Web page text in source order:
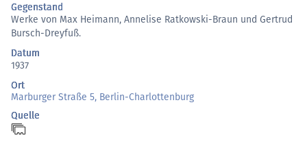
Gegenstand
Werke von Max Heimann, Annelise Ratkowski-Braun und Gertrud
Bursch-Dreyfuß.
Datum
1937
Ort
Marburger Straße 5, Berlin-Charlottenburg
Quelle